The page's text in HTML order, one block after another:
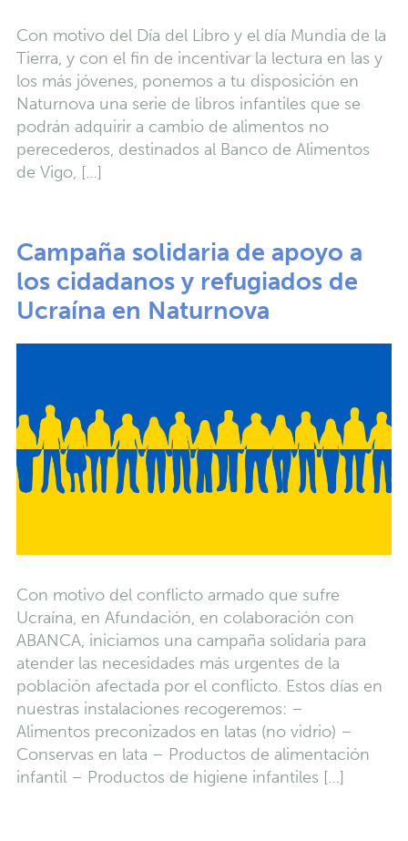
Con motivo del Día del Libro y el día Mundia de la
Tierra, y con el fin de incentivar la lectura en las y
los más jóvenes, ponemos a tu disposición en
Naturnova una serie de libros infantiles que se
podrán adquirir a cambio de alimentos no
perecederos, destinados al Banco de Alimentos
de Vigo, […]
Campaña solidaria de apoyo a
los cidadanos y refugiados de
Ucraína en Naturnova
Con motivo del conflicto armado que sufre
Ucraína, en Afundación, en colaboración con
ABANCA, iniciamos una campaña solidaria para
atender las necesidades más urgentes de la
población afectada por el conflicto. Estos días en
nuestras instalaciones recogeremos: –
Alimentos preconizados en latas (no vidrio) –
Conservas en lata – Productos de alimentación
infantil – Productos de higiene infantiles […]